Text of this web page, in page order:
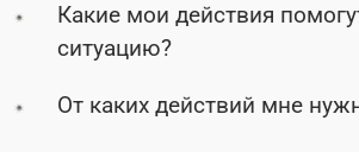
Какие мои действия
ситуацию?
От каких действий мне